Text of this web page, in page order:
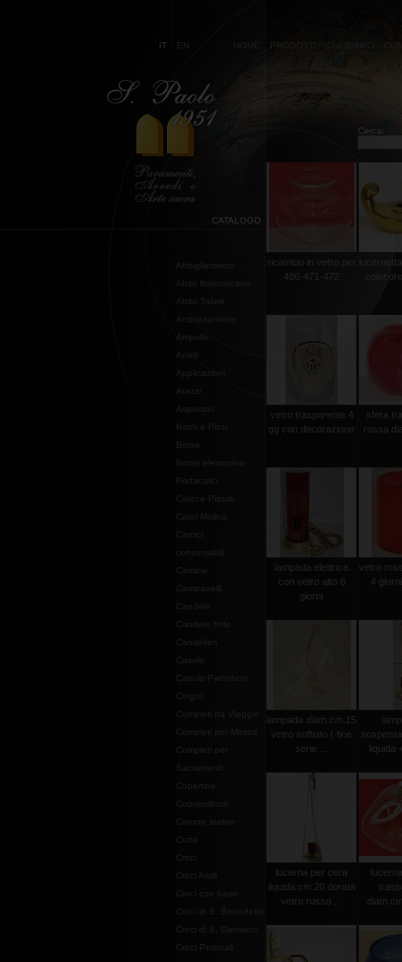
IT EN HOME PRODOTTI CHI SIAMO
Cerca:
CATALOGO
Abbigliamento
Abito francescano
Abito Talare
Acquasantiere
Ampolle
Anelli
Applicazioni
Arazzi
Aspersori
Bordi e Pizzi
Borse
Borse elemosina-
Portacalici
Calici e Pissidi
Calici Molina
Campanelli
Candele
Candele finte
Candelieri
Casule
Casule Pietrobon
Cingoli
Completi da Viaggio
Completi per Messa
Completi per
Sacramenti
Copertine
Copriamboni
Corone statue
Cotte
Croci
Croci Astili
Croci con base
Croci di S. Benedetto
Croci di S. Damiano
Croci Pettorali
ricambio in vetro per
486-471-472
vetro trasparente 4
gg con decorazione
sfera
rossa
lampada elettrica
con vetro alto 8
giorni
vetro
4
lampada diam.cm.15
vetro soffiato ( fine
serie ...
liquida
lucerna per cera
liquida cm.20 dorata
vetro rosso ...